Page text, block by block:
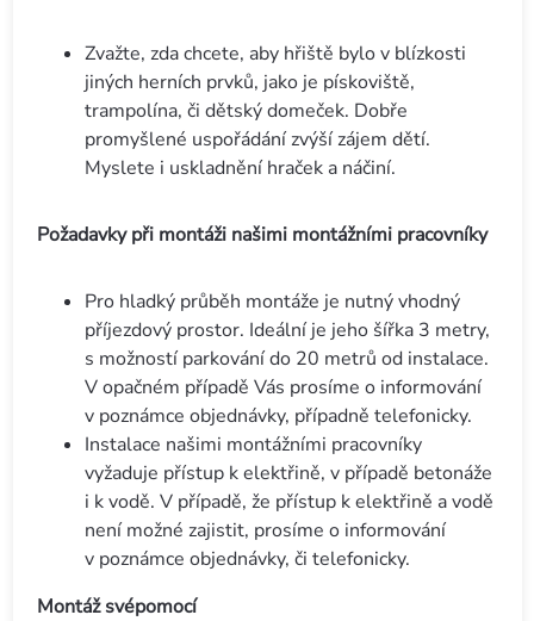
Zvažte, zda chcete, aby hřiště bylo v blízkosti
jiných herních prvků, jako je pískoviště,
trampolína, či dětský domeček. Dobře
promyšlené uspořádání zvýší zájem dětí.
Myslete i uskladnění hraček a náčiní.
Požadavky při montáži našimi montážními pracovníky
Pro hladký průběh montáže je nutný vhodný
příjezdový prostor. Ideální je jeho šířka 3 metry,
s možností parkování do 20 metrů od instalace.
V opačném případě Vás prosíme o informování
v poznámce objednávky, případně telefonicky.
Instalace našimi montážními pracovníky
vyžaduje přístup k elektřině, v případě betonáže
i k vodě. V případě, že přístup k elektřině a vodě
není možné zajistit, prosíme o informování
v poznámce objednávky, či telefonicky.
Montáž svépomocí